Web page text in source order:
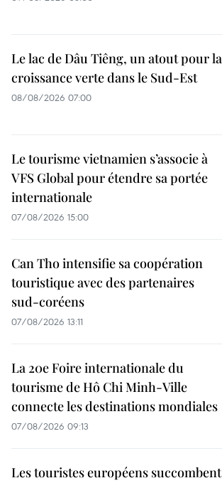
Le lac de Dâu Tiêng, un atout pour la
croissance verte dans le Sud-Est
08/08/2026 07:00
Le tourisme vietnamien s’associe à
VFS Global pour étendre sa portée
internationale
07/08/2026 15:00
Can Tho intensifie sa coopération
touristique avec des partenaires
sud-coréens
07/08/2026 13:11
La 20e Foire internationale du
tourisme de Hô Chi Minh-Ville
connecte les destinations mondiales
07/08/2026 09:13
Les touristes européens succombent